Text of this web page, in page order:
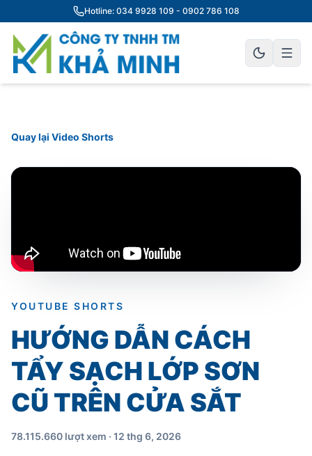
Hotline: 034 9928 109 - 0902 786 108
Quay lại Video Shorts
YOUTUBE SHORTS
HƯỚNG DẪN CÁCH
TẨY SẠCH LỚP SƠN
CŨ TRÊN CỬA SẮT
78.115.660 lượt xem · 12 thg 6, 2026